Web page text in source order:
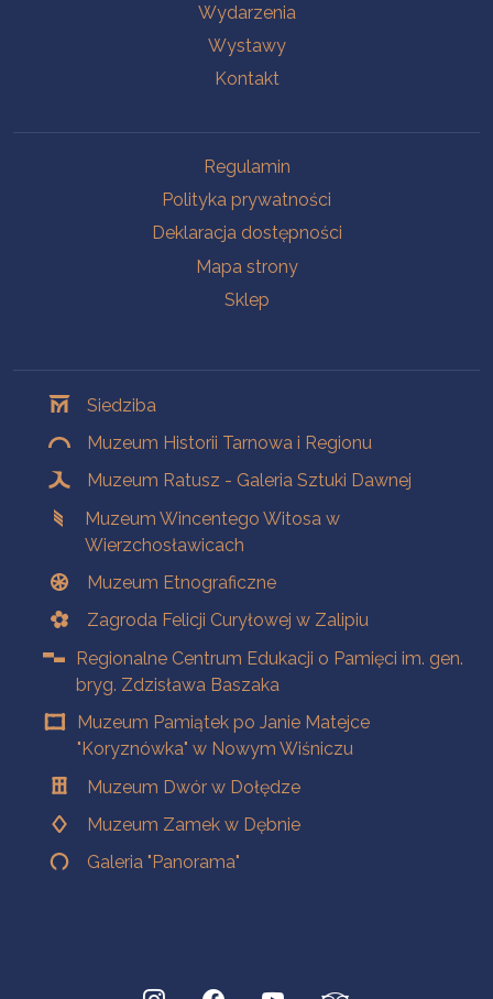
Wydarzenia
Wystawy
Kontakt
Regulamin
Polityka prywatności
Deklaracja dostępności
Mapa strony
Sklep
Siedziba
Muzeum Historii Tarnowa i Regionu
Muzeum Ratusz - Galeria Sztuki Dawnej
Muzeum Wincentego Witosa w
Wierzchosławicach
Muzeum Etnograficzne
Zagroda Felicji Curyłowej w Zalipiu
Regionalne Centrum Edukacji o Pamięci im. gen.
bryg. Zdzisława Baszaka
Muzeum Pamiątek po Janie Matejce
"Koryznówka" w Nowym Wiśniczu
Muzeum Dwór w Dołędze
Muzeum Zamek w Dębnie
Galeria "Panorama"